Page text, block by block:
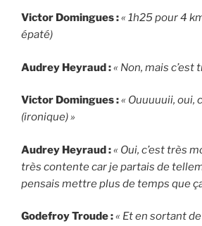
Victor Domingues :« 1h25 pour 4
épaté)
Audrey Heyraud :« Non, mais c’est
Victor Domingues :« Ouuuuuii, oui,
(ironique) »
Audrey Heyraud :« Oui, c’est très
très contente car je partais de
pensais mettre plus de temps que
Godefroy Troude :« Et en sortant de